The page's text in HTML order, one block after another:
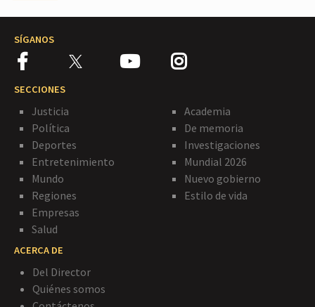
SÍGANOS
SECCIONES
Justicia
Política
Deportes
Entretenimiento
Mundo
Regiones
Empresas
Salud
Academia
De memoria
Investigaciones
Mundial 2026
Nuevo gobierno
Estilo de vida
ACERCA DE
Del Director
Quiénes somos